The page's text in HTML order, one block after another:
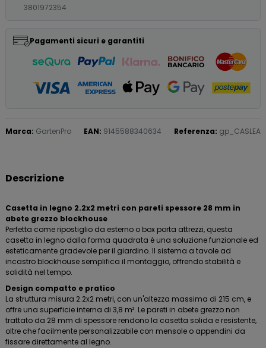
3801972354
Pagamenti sicuri e garantiti
Marca: GartenPro EAN: 9145588340634 Referenza: gp_CASLEA
Descrizione
Casetta in legno 2.2x2 metri con pareti spessore 28 mm in
abete grezzo blockhouse
Perfetta come ripostiglio da esterno o box porta attrezzi, questa
casetta in legno dalla forma quadrata è una soluzione funzionale ed
esteticamente gradevole per il giardino. Il sistema a tavole ad
incastro blockhouse semplifica il montaggio, offrendo stabilità e
solidità nel tempo.
Design compatto e pratico
La struttura misura 2.2x2 metri, con un'altezza massima di 215 cm, e
offre una superficie interna di 3,8 m². Le pareti in abete grezzo non
trattato da 28 mm di spessore rendono la casetta solida e resistente,
oltre che facilmente personalizzabile con mensole o appendini da
fissare direttamente al legno.